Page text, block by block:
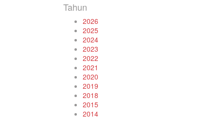
Tahun
2026
2025
2024
2023
2022
2021
2020
2019
2018
2015
2014